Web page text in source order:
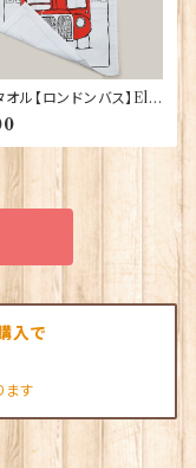
オル【ロンドンバス】Elg
50001-S（702
入で
す